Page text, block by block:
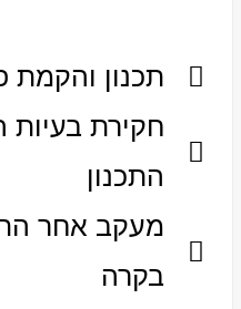
תכנון והקמת
חקירת בעיות
התכנון
מעקב אחר
בקרה